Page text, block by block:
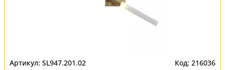
SL947.201.02 216036